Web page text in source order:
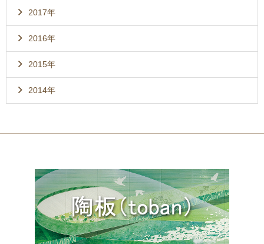
2017年
2016年
2015年
2014年